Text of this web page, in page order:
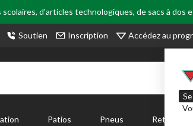
d'articles technologiques, de sacs à dos
Soutien Inscription Accédez au
Patios Pneus Retour en